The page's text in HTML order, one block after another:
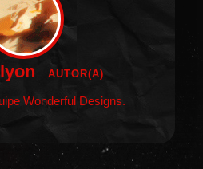
AUTOR(A)
Wonderful Designs.